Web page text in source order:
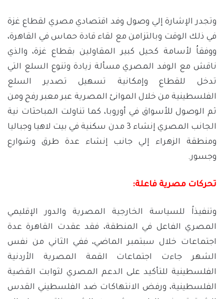
وتجدر الإشارة إلي وصول وفد اقتصادي مصري لقطاع غزة
في ذلك الوقت وبالتزامن مع لقاء قادة حماس في القاهرة،
ووفقاُ لأسامة كحيل كبير المقاولين بقطاع غزة، والذي
ناقش مع الوفد المصري مسألة زيادة وتنوع السلع التي
تدخل للقطاع وإمكانية تسهيل تصدير السلع
الفلسطينية من خلال الموانئ المصرية عبر معبر رفح ومن
ثم الوصول للأسواق في أوروبا، كما تناولت المباحثات نية
الجانب المصري إنشاء 3 مدن سكنية في بيت لاهيا وجباليا
ومنطقة الزهراء إلي جانب إنشاء عدة طرق وشوارع
وجسور.
تحركات مصرية فاعلة:
وتنفيذاً للسياسة الخارجية المصرية والدور الإقليمي
المصري الفاعل في المنطقة، فقد عقدت القاهرة عدة
اجتماعات خلال سبتمبر الماضي، ففي الثاني من نفس
الشهر جاءت اجتماعات القمة المصرية الأردنية
الفلسطينية للتأكيد على الدعم المصري لثوابت القضية
الفلسطينية، ورفض الانتهاكات ضد الفلسطيني القدس